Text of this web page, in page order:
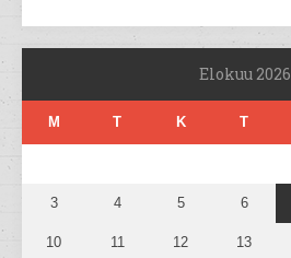
Elokuu 2026
M T K T
3 4 5 6
10 11 12 13